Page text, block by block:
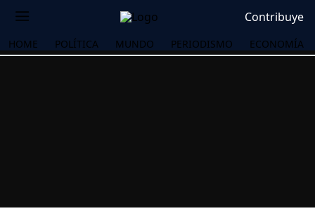
Contribuye
HOME POLÍTICA MUNDO PERIODISMO ECONOMÍA